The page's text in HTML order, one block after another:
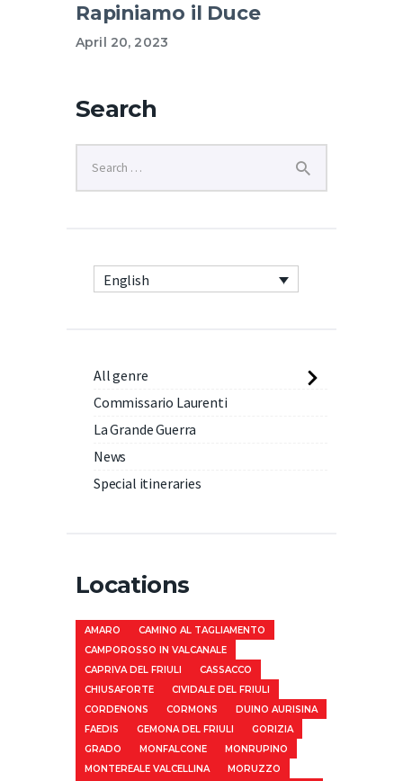
Rapiniamo il Duce
April 20, 2023
Search
English
All genre
Commissario Laurenti
La Grande Guerra
News
Special itineraries
Locations
AMARO
CAMINO AL TAGLIAMENTO
CAMPOROSSO IN VALCANALE
CAPRIVA DEL FRIULI
CASSACCO
CHIUSAFORTE
CIVIDALE DEL FRIULI
CORDENONS
CORMONS
DUINO AURISINA
FAEDIS
GEMONA DEL FRIULI
GORIZIA
GRADO
MONFALCONE
MONRUPINO
MONTEREALE VALCELLINA
MORUZZO